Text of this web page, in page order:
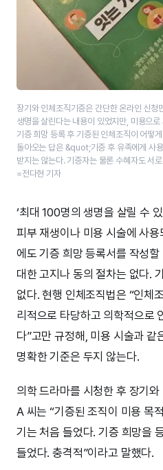
장기와 인체조직기증은 간단한 온라인 신
생명을 살린다는 내용이 있었지만, 미용으
기증 희망 등록 후 기증된 인체조직이 어떻
돌아오는 답은 &quot;기증 후 유족에게 사
받지는 않는다. 기증자는 물론 수혜자도 서
=전다현 기자
‘최대 100명의 생명을 살릴 수
피부 재생이나 미용 시술에 사
에도 기증 희망 등록서를 작성할
대한 고지나 동의 절차는 없다.
없다. 현행 인체조직법은 “인체
리적으로 타당하고 의학적으로
다”고만 규정해, 미용 시술과 같
명확한 기준은 두지 않는다.
의학 드라마를 시청한 후 장기
A 씨는 “기증된 조직이 미용 목
기는 처음 들었다. 기증 희망을
들었다. 충격적”이라고 말했다.